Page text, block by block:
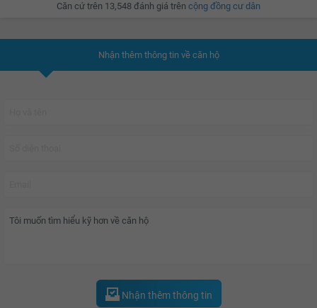
Căn cứ trên 13,548 đánh giá trên cộng đồng cư dân
Nhận thêm thông tin về căn hộ
Nhận thêm thông tin